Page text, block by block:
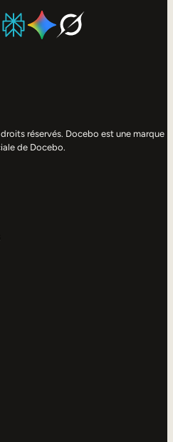
réservés. Docebo est une marque
de Docebo.